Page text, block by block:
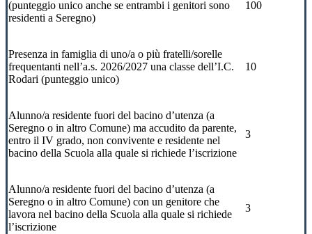
(punteggio unico anche se entrambi i genitori sono
residenti a Seregno)
100
Presenza in famiglia di uno/a o più fratelli/sorelle
frequentanti nell’a.s. 2026/2027 una classe dell’I.C.
Rodari (punteggio unico)
10
Alunno/a residente fuori del bacino d’utenza (a
Seregno o in altro Comune) ma accudito da parente,
entro il IV grado, non convivente e residente nel
bacino della Scuola alla quale si richiede l’iscrizione
3
Alunno/a residente fuori del bacino d’utenza (a
Seregno o in altro Comune) con un genitore che
lavora nel bacino della Scuola alla quale si richiede
l’iscrizione
3